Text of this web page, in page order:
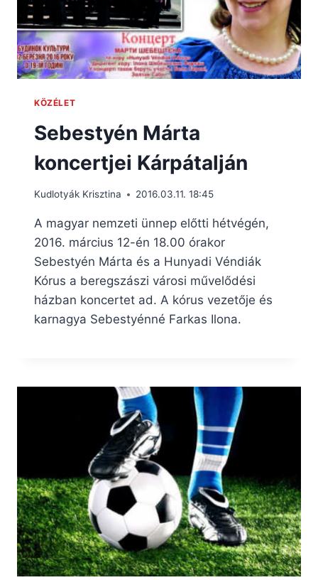
KÖZÉLET
Sebestyén Márta
koncertjei Kárpátalján
Kudlotyák Krisztina 2016.03.11. 18:45
A magyar nemzeti ünnep előtti hétvégén,
2016. március 12-én 18.00 órakor
Sebestyén Márta és a Hunyadi Véndiák
Kórus a beregszászi városi művelődési
házban koncertet ad. A kórus vezetője és
karnagya Sebestyénné Farkas Ilona.